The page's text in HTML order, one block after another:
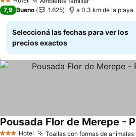
2 Estrellas
7,9 Bueno 1.625 a 0.3 km de la playa
Seleccioná las fechas para ver los
precios exactos
Hotel Toallas con formas de animales
Pousada Flor de Merepe -